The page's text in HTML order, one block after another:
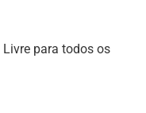
Livre para todos os